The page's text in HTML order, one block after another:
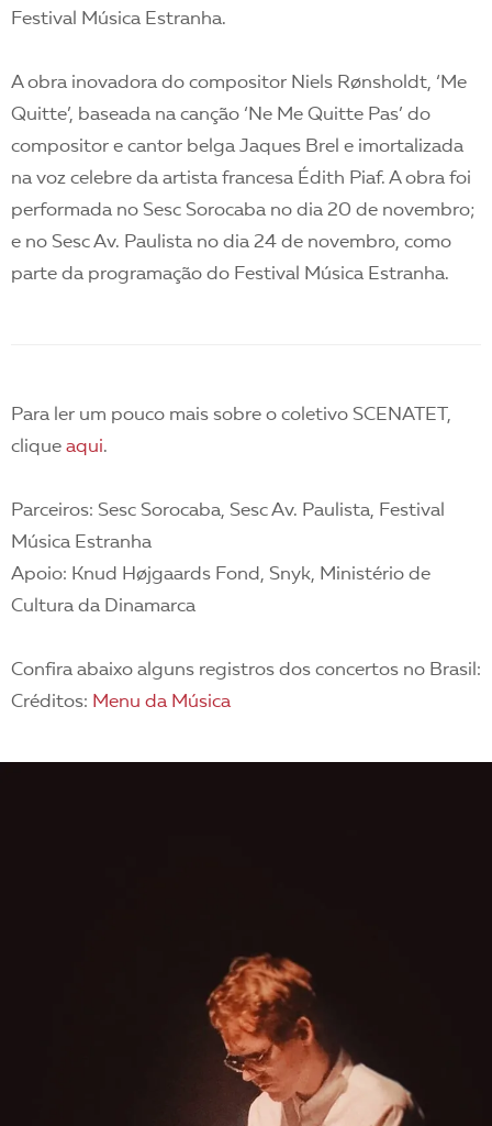
Festival Música Estranha.
A obra inovadora do compositor Niels Rønsholdt, ‘Me
Quitte’, baseada na canção ‘Ne Me Quitte Pas’ do
compositor e cantor belga Jaques Brel e imortalizada
na voz celebre da artista francesa Édith Piaf. A obra foi
performada no Sesc Sorocaba no dia 20 de novembro;
e no Sesc Av. Paulista no dia 24 de novembro, como
parte da programação do Festival Música Estranha.
Para ler um pouco mais sobre o coletivo SCENATET,
clique aqui.
Parceiros: Sesc Sorocaba, Sesc Av. Paulista, Festival
Música Estranha
Apoio: Knud Højgaards Fond, Snyk, Ministério de
Cultura da Dinamarca
Confira abaixo alguns registros dos concertos no Brasil:
Créditos: Menu da Música